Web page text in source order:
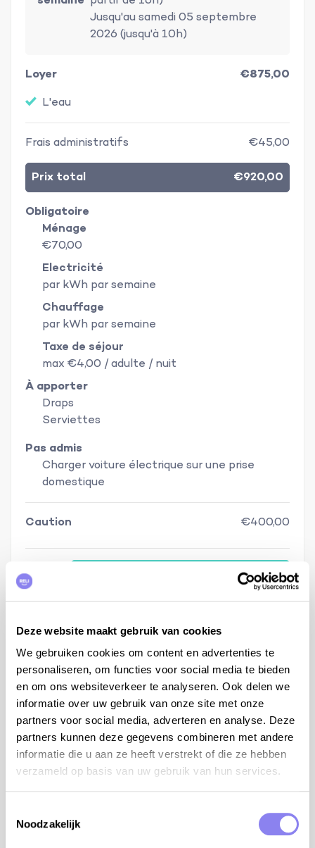
Deze website maakt gebruik van cookies
We gebruiken cookies om content en advertenties te
personaliseren, om functies voor social media te bieden
en om ons websiteverkeer te analyseren. Ook delen we
informatie over uw gebruik van onze site met onze
partners voor social media, adverteren en analyse. Deze
partners kunnen deze gegevens combineren met andere
informatie die u aan ze heeft verstrekt of die ze hebben
verzameld op basis van uw gebruik van hun services.
Noodzakelijk
Jusqu'au samedi 05 septembre
2026 (jusqu'à 10h)
Loyer
€875,00
L'eau
Frais administratifs €45,00
Prix total €920,00
Obligatoire
Ménage
€70,00
Electricité
par kWh par semaine
Chauffage
par kWh par semaine
Taxe de séjour
max €4,00 / adulte / nuit
À apporter
Draps
Serviettes
Pas admis
Charger voiture électrique sur une prise
domestique
Caution €400,00
Réservez maintenant vos vacances
Description
Laura se compose 2 nouvelles maisons sur un terrain
clôturé. Il y a une belle et grande piscine où vous
pouvez nager ou simplement vous amuser avec les
enfants.
Terrasse (50m²) avec meubles de jardin, parasol et
plancha. Séjour avec coin salon, TV et feu ouvert.
électrique cuisinière avec four, hotte, four à micro-
ondes, lave-vaisselle, percolateur, fer à repasser et